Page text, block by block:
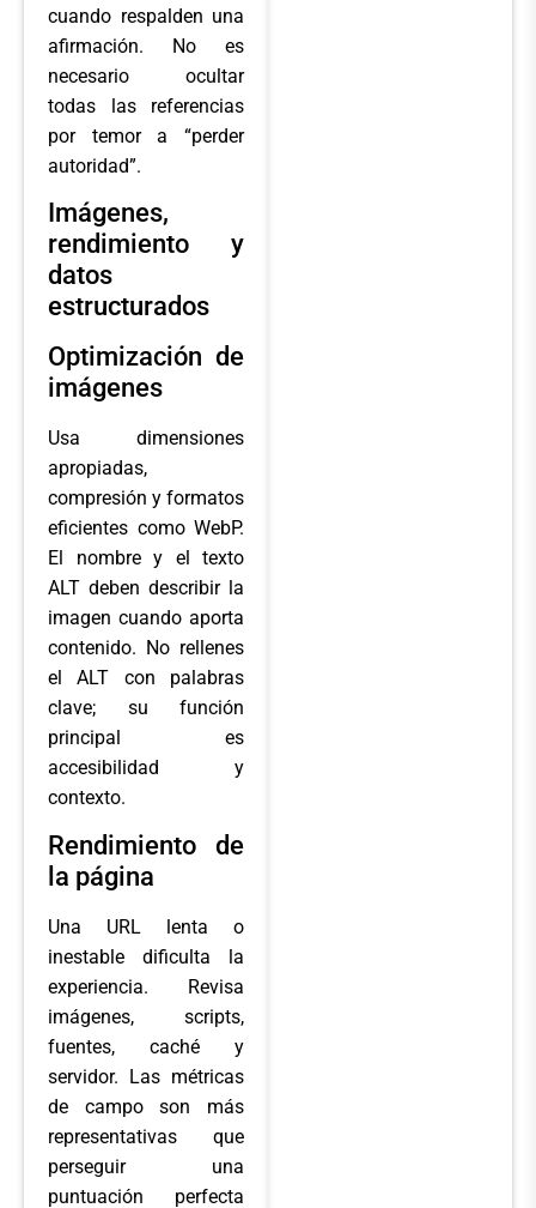
cuando respalden una
afirmación. No es
necesario ocultar
todas las referencias
por temor a “perder
autoridad”.
Imágenes,
rendimiento y
datos
estructurados
Optimización de
imágenes
Usa dimensiones
apropiadas,
compresión y formatos
eficientes como WebP.
El nombre y el texto
ALT deben describir la
imagen cuando aporta
contenido. No rellenes
el ALT con palabras
clave; su función
principal es
accesibilidad y
contexto.
Rendimiento de
la página
Una URL lenta o
inestable dificulta la
experiencia. Revisa
imágenes, scripts,
fuentes, caché y
servidor. Las métricas
de campo son más
representativas que
perseguir una
puntuación perfecta